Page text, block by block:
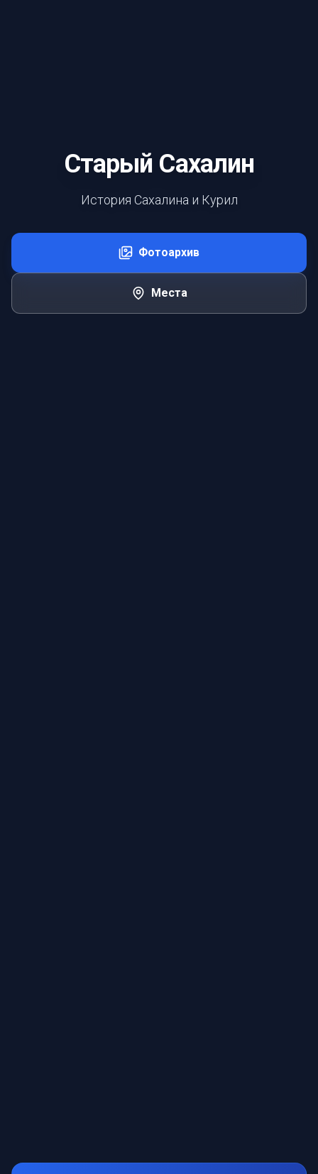
Старый Сахалин
История Сахалина и Курил
Фотоархив
Места